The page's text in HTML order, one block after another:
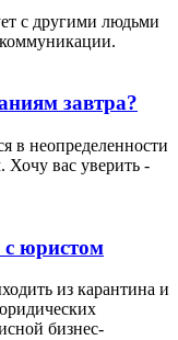
с другими людьми
завтра?
в неопределенности
вас уверить -
с юристом
из карантина и
бизнес-